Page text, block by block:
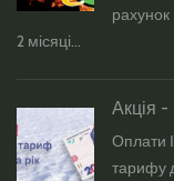
рахунок
2 місяці...
Акція
Оплати
тарифу